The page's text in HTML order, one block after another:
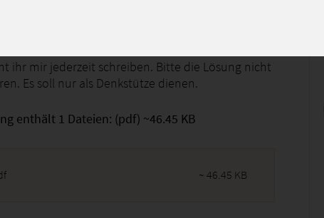
ihr mir jederzeit schreiben. Bitte die Lösung nicht
Es soll nur als Denkstütze dienen.
enthält 1 Dateien: (pdf) ~46.45 KB
~ 46.45 KB